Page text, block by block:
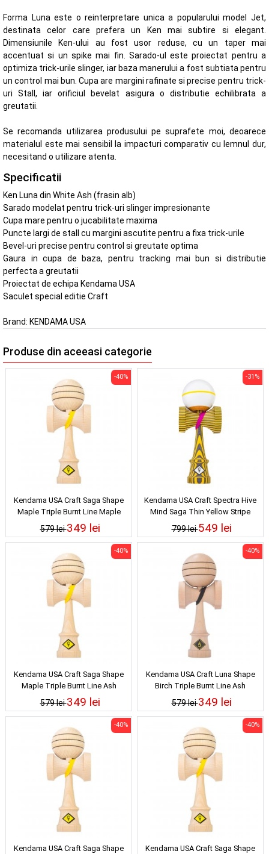
Forma Luna este o reinterpretare unica a popularului model Jet,
destinata celor care prefera un Ken mai subtire si elegant.
Dimensiunile Ken-ului au fost usor reduse, cu un taper mai
accentuat si un spike mai fin. Sarado-ul este proiectat pentru a
optimiza trick-urile slinger, iar baza manerului a fost subtiata pentru
un control mai bun. Cupa are margini rafinate si precise pentru trick-
uri Stall, iar orificiul bevelat asigura o distributie echilibrata a
greutatii.
Se recomanda utilizarea produsului pe suprafete moi, deoarece
materialul este mai sensibil la impacturi comparativ cu lemnul dur,
necesitand o utilizare atenta.
Specificatii
Ken Luna din White Ash (frasin alb)
Sarado modelat pentru trick-uri slinger impresionante
Cupa mare pentru o jucabilitate maxima
Puncte largi de stall cu margini ascutite pentru a fixa trick-urile
Bevel-uri precise pentru control si greutate optima
Gaura in cupa de baza, pentru tracking mai bun si distributie
perfecta a greutatii
Proiectat de echipa Kendama USA
Saculet special editie Craft
Brand: KENDAMA USA
Produse din aceeasi categorie
Kendama USA Craft Saga Shape
Maple Triple Burnt Line Maple
579 lei
-40%
349 lei
Kendama USA Craft Spectra Hive
Mind Saga Thin Yellow Stripe
799 lei
-31%
549 lei
Kendama USA Craft Saga Shape
Maple Triple Burnt Line Ash
579 lei
-40%
349 lei
Kendama USA Craft Luna Shape
Birch Triple Burnt Line Ash
579 lei
-40%
349 lei
Kendama USA Craft Saga Shape
-40%
Kendama USA Craft Saga Shape
-40%